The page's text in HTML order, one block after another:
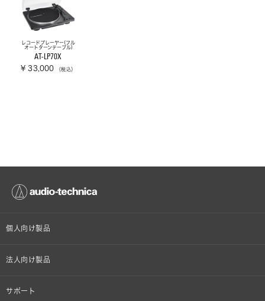
レコードプレーヤー(フル
オートターンテーブル)
AT-LP70X
¥ 33,000 （税込）
個人向け製品
オンラインストア限定
法人向け製品
設備音響機器
サポート